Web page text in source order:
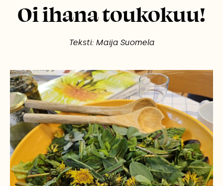
Oi ihana toukokuu!
Teksti: Maija Suomela